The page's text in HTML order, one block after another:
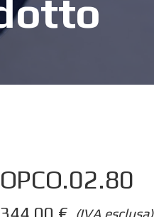
OPCO.02.80
(IVA esclusa)
344,00 €